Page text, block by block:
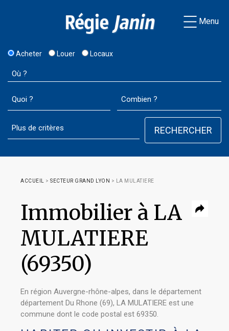
Menu
Acheter Louer Locaux
ACCUEIL > SECTEUR GRAND LYON > LA MULATIERE
Immobilier à LA
MULATIERE
(69350)
En région Auvergne-rhône-alpes, dans le département
département Du Rhone (69), LA MULATIERE est une
commune dont le code postal est 69350.